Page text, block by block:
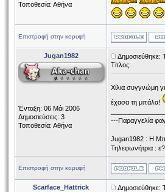
Τοποθεσία: Αθήνα
Επιστροφή στην κορυφή
Jugan1982
Ένταξη: 06 Μάι 2006
Δημοσιεύσεις: 3
Τοποθεσία: Αθήνα
Δημοσιεύθηκε:
Τίτλος:
Χίλια συγγνώμη
έχασα τη μπάλα!
---Παραγγελία
Jugan1982 : Η
Τηλεφωνήτρια :
Επιστροφή στην κορυφή
Scarface_Hattrick
Δημοσιεύθηκε: